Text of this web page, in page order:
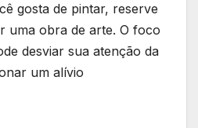
gosta de pintar, reserve
uma obra de arte. O foco
desviar sua atenção da
um alívio